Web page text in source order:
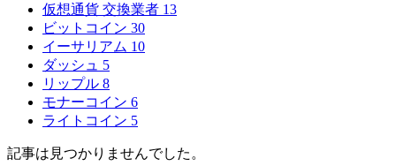
仮想通貨 交換業者 13
ビットコイン 30
イーサリアム 10
ダッシュ 5
リップル 8
モナーコイン 6
ライトコイン 5
記事は見つかりませんでした。